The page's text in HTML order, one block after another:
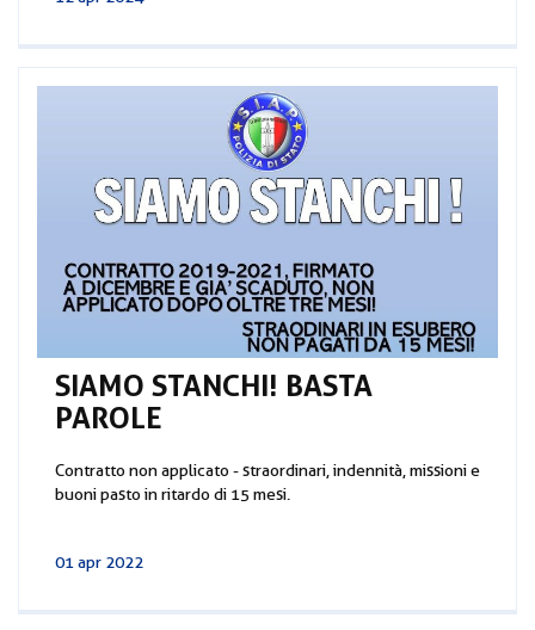
SIAMO STANCHI! BASTA
PAROLE
Contratto non applicato - straordinari, indennità, missioni e
buoni pasto in ritardo di 15 mesi.
01 apr 2022